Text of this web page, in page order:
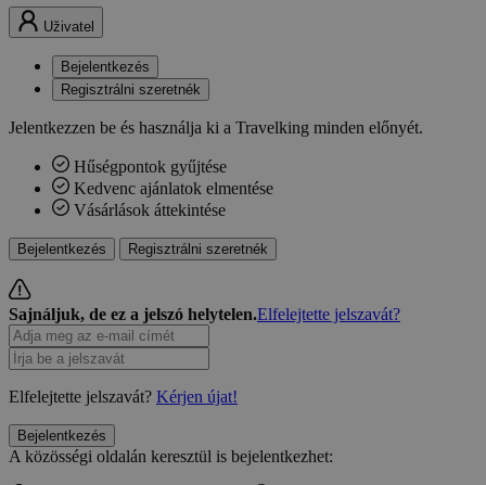
Uživatel
Bejelentkezés
Regisztrálni szeretnék
Jelentkezzen be és használja ki a Travelking minden előnyét.
Hűségpontok gyűjtése
Kedvenc ajánlatok elmentése
Vásárlások áttekintése
Bejelentkezés Regisztrálni szeretnék
Sajnáljuk, de ez a jelszó helytelen.Elfelejtette jelszavát?
Elfelejtette jelszavát? Kérjen újat!
Bejelentkezés
A közösségi oldalán keresztül is bejelentkezhet: